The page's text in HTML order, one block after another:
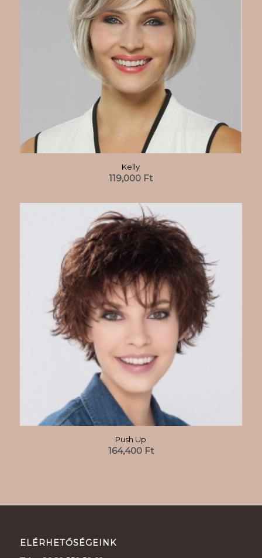
Kelly
119,000 Ft
Push Up
164,400 Ft
ELÉRHETŐSÉGEINK